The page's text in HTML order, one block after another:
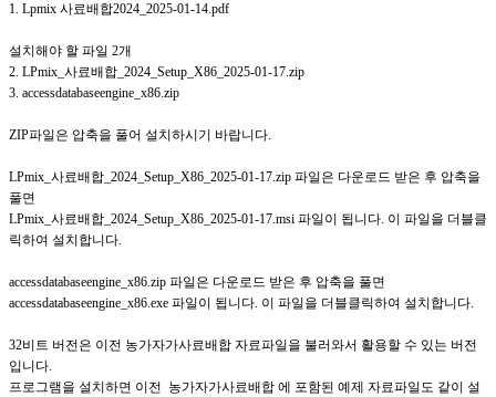
1. Lpmix 사료배합2024_2025-01-14.pdf
설치해야 할 파일 2개
2. LPmix_사료배합_2024_Setup_X86_2025-01-17.zip
3. accessdatabaseengine_x86.zip
ZIP파일은 압축을 풀어 설치하시기 바랍니다.
LPmix_사료배합_2024_Setup_X86_2025-01-17.zip 파일은 다운로드 받은 후 압축을
풀면
LPmix_사료배합_2024_Setup_X86_2025-01-17.msi 파일이 됩니다. 이 파일을 더블클
릭하여 설치합니다.
accessdatabaseengine_x86.zip 파일은 다운로드 받은 후 압축을 풀면
accessdatabaseengine_x86.exe 파일이 됩니다. 이 파일을 더블클릭하여 설치합니다.
32비트 버전은 이전 농가자가사료배합 자료파일을 불러와서 활용할 수 있는 버전
입니다.
프로그램을 설치하면 이전 농가자가사료배합 에 포함된 예제 자료파일도 같이 설